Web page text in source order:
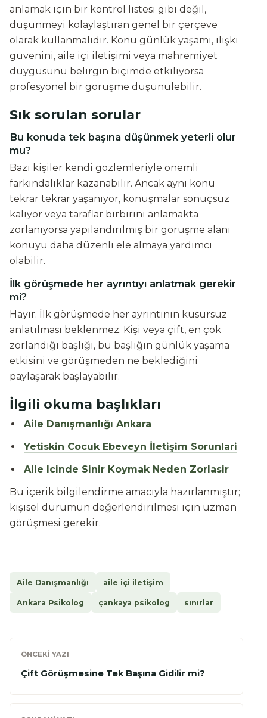
anlamak için bir kontrol listesi gibi değil,
düşünmeyi kolaylaştıran genel bir çerçeve
olarak kullanmalıdır. Konu günlük yaşamı, ilişki
güvenini, aile içi iletişimi veya mahremiyet
duygusunu belirgin biçimde etkiliyorsa
profesyonel bir görüşme düşünülebilir.
Sık sorulan sorular
Bu konuda tek başına düşünmek yeterli olur
mu?
Bazı kişiler kendi gözlemleriyle önemli
farkındalıklar kazanabilir. Ancak aynı konu
tekrar tekrar yaşanıyor, konuşmalar sonuçsuz
kalıyor veya taraflar birbirini anlamakta
zorlanıyorsa yapılandırılmış bir görüşme alanı
konuyu daha düzenli ele almaya yardımcı
olabilir.
İlk görüşmede her ayrıntıyı anlatmak gerekir
mi?
Hayır. İlk görüşmede her ayrıntının kusursuz
anlatılması beklenmez. Kişi veya çift, en çok
zorlandığı başlığı, bu başlığın günlük yaşama
etkisini ve görüşmeden ne beklediğini
paylaşarak başlayabilir.
İlgili okuma başlıkları
Aile Danışmanlığı Ankara
Yetiskin Cocuk Ebeveyn İletişim Sorunlari
Aile Icinde Sinir Koymak Neden Zorlasir
Bu içerik bilgilendirme amacıyla hazırlanmıştır;
kişisel durumun değerlendirilmesi için uzman
görüşmesi gerekir.
Aile Danışmanlığı aile içi iletişim
Ankara Psikolog çankaya psikolog sınırlar
ÖNCEKI YAZI
Çift Görüşmesine Tek Başına Gidilir mi?